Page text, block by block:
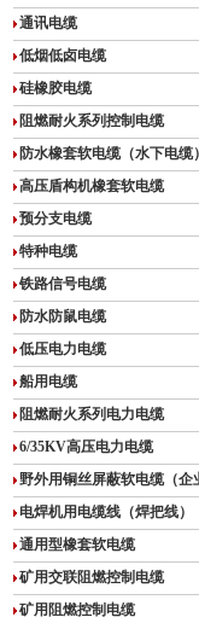
通讯电缆
低烟低卤电缆
硅橡胶电缆
阻燃耐火系列控制电缆
防水橡套软电缆（水下电缆）
高压盾构机橡套软电缆
预分支电缆
特种电缆
铁路信号电缆
防水防鼠电缆
低压电力电缆
船用电缆
阻燃耐火系列电力电缆
6/35KV高压电力电缆
野外用铜丝屏蔽软电缆（企
电焊机用电缆线（焊把线）
通用型橡套软电缆
矿用交联阻燃控制电缆
矿用阻燃控制电缆